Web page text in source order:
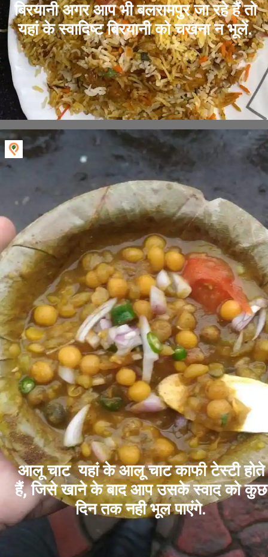
बिरयानी अगर आप भी बलरामपुर जा रहे हैं तो
यहां के स्वादिष्ट बिरयानी को चखना न भूलें.
आलू चाट यहां के आलू चाट काफी टेस्टी होते
हैं, जिसे खाने के बाद आप उसके स्वाद को कुछ
दिन तक नही भूल पाएंगे.